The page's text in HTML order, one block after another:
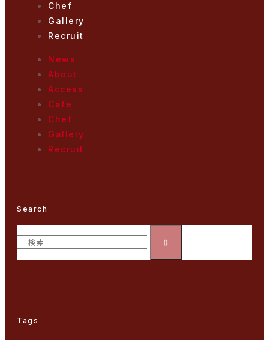
Chef
Gallery
Recruit
News
About
Access
Cafe
Chef
Gallery
Recruit
Search
Tags